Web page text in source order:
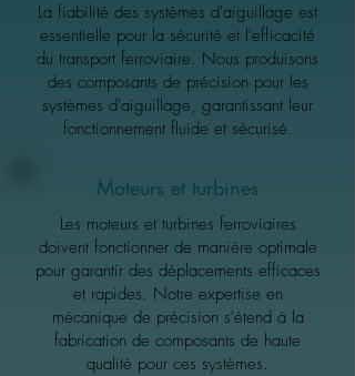
La fiabilité des systèmes d'aiguillage est
essentielle pour la sécurité et l'efficacité
du transport ferroviaire. Nous produisons
des composants de précision pour les
systèmes d'aiguillage, garantissant leur
fonctionnement fluide et sécurisé.
Moteurs et turbines
Les moteurs et turbines ferroviaires
doivent fonctionner de manière optimale
pour garantir des déplacements efficaces
et rapides. Notre expertise en
mécanique de précision s'étend à la
fabrication de composants de haute
qualité pour ces systèmes.